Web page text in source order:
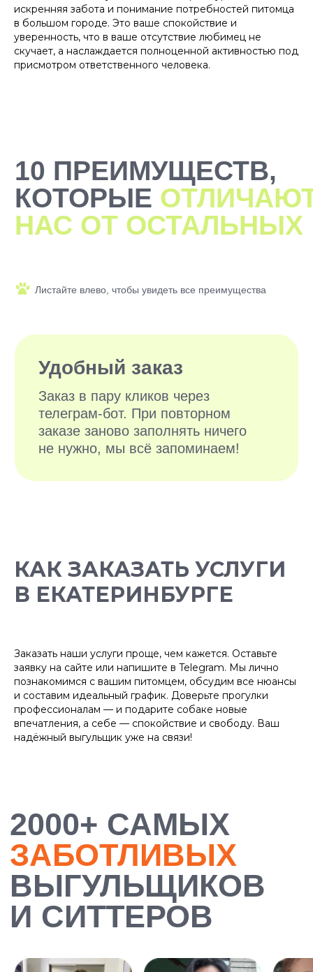
искренняя забота и понимание потребностей питомца
в большом городе. Это ваше спокойствие и
уверенность, что в ваше отсутствие любимец не
скучает, а наслаждается полноценной активностью под
присмотром ответственного человека.
КАК ЗАКАЗАТЬ УСЛУГИ
В ЕКАТЕРИНБУРГЕ
Заказать наши услуги проще, чем кажется. Оставьте
заявку на сайте или напишите в Telegram. Мы лично
познакомимся с вашим питомцем, обсудим все нюансы
и составим идеальный график. Доверьте прогулки
профессионалам — и подарите собаке новые
впечатления, а себе — спокойствие и свободу. Ваш
надёжный выгульщик уже на связи!
ЗАБОТЛИВЫХ
ВЫГУЛЬЩИКОВ
И СИТТЕРОВ